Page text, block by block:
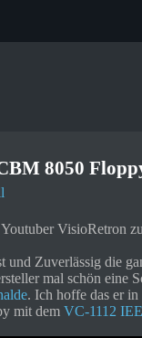
Zeit.
8050
VisioRetron
Zuverlässig die
mal schön eine
. Ich hoffe das er in
mit dem VC-1112